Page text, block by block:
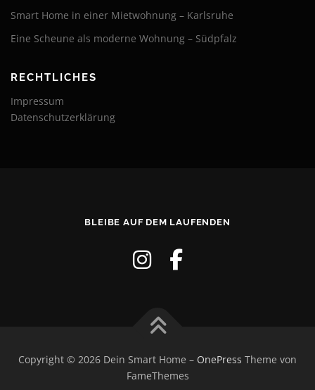
Smart Home in einer Mietwohnung – Karlsruhe
Eine Scheune als moderne Wohnung – Südpfalz
RECHTLICHES
Impressum
Datenschutzerklärung
BLEIBE AUF DEM LAUFENDEN
Copyright © 2026 Dein Smart Home – OnePress Theme von
FameThemes